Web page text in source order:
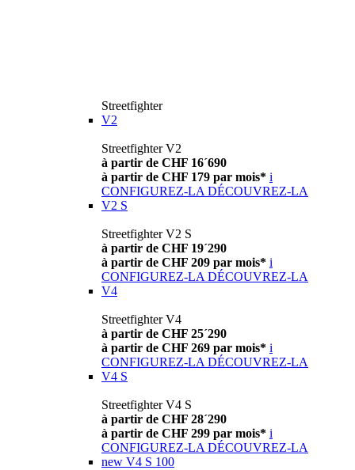
Streetfighter
V2
Streetfighter V2
à partir de CHF 16´690
à partir de CHF 179 par mois* i
CONFIGUREZ-LA DÉCOUVREZ-LA
V2 S
Streetfighter V2 S
à partir de CHF 19´290
à partir de CHF 209 par mois* i
CONFIGUREZ-LA DÉCOUVREZ-LA
V4
Streetfighter V4
à partir de CHF 25´290
à partir de CHF 269 par mois* i
CONFIGUREZ-LA DÉCOUVREZ-LA
V4 S
Streetfighter V4 S
à partir de CHF 28´290
à partir de CHF 299 par mois* i
CONFIGUREZ-LA DÉCOUVREZ-LA
new V4 S 100